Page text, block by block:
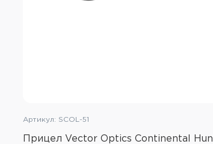
Артикул: SCOL-51
Прицел Vector Optics Continental